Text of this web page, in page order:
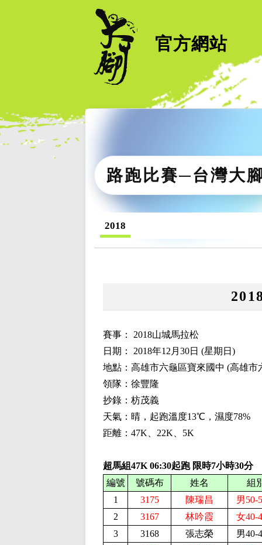
官方網站
路跑比賽─台灣大
2018
賽事： 2018山城馬拉松
日期： 2018年12月30日 (星期日)
地點：高雄市六龜區寶來國中 (高雄市
領隊：徐豐隆
抄錄：枋茂義
天氣：晴，起跑溫度13℃，濕度78%
距離：47K、22K、5K
超馬組47K 06:30起跑 限時7小時30分
編號
號碼布 姓名
組
1
3175 陳瑞昌
男50-
2
3167 林吟霞
女40-
3
3168 張志榮
男40-